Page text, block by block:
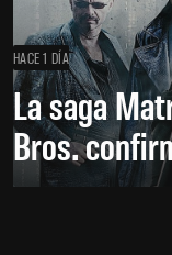
HACE 1 DÍA
La saga
Bros.